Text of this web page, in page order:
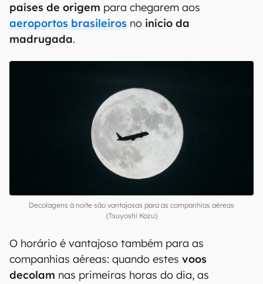
países de origem para chegarem aos
aeroportos brasileiros no início da
madrugada.
Decolagens à noite são vantajosas para as companhias aéreas
(Tsuyoshi Kozu)
O horário é vantajoso também para as
companhias aéreas: quando estes voos
decolam nas primeiras horas do dia, as